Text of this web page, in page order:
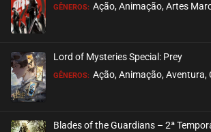
GÊNEROS: Ação, Animação, Artes
Lord of Mysteries Special: Prey
GÊNEROS: Ação, Animação, Aventura,
Blades of the Guardians – 2ª